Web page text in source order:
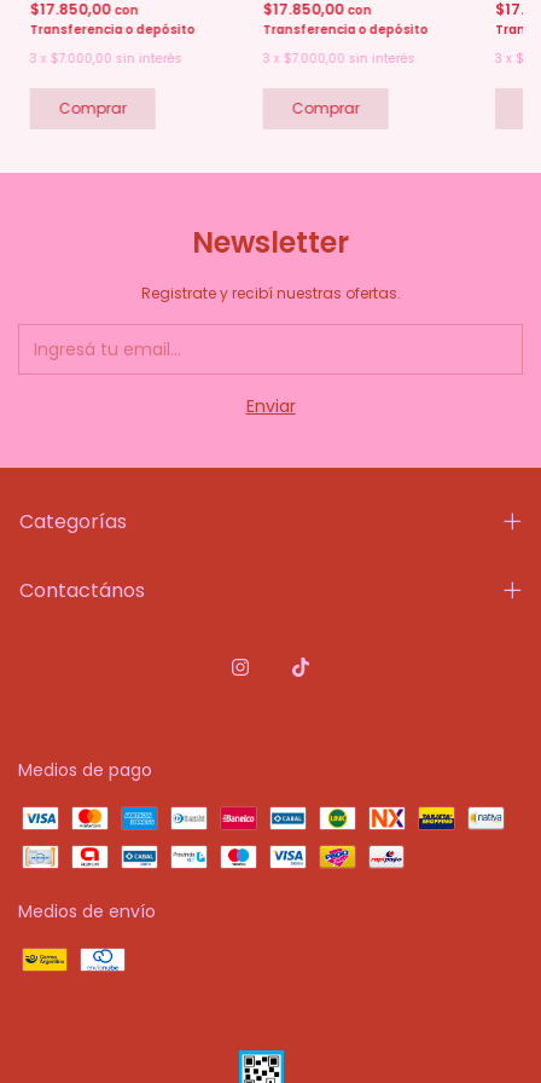
$17.850,00 con
Transferencia o depósito
3 x $7.000,00 sin interés
$17.850,00 con
Transferencia o depósito
3 x $7.000,00 sin interés
3 x
Newsletter
Registrate y recibí nuestras ofertas.
Categorías
Contactános
Medios de pago
Medios de envío